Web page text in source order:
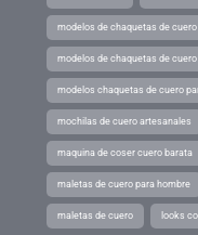
modelos de chaquetas de
modelos de chaquetas de cuero
modelos chaquetas de cuero
mochilas de cuero artesanales
maquina de coser cuero barata
maletas de cuero para hombre
maletas de cuero looks